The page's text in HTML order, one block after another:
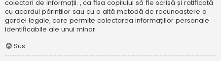
colectori de informații. , ca fișa copilului să fie scrisă și ratificată
cu acordul părinților sau cu o altă metodă de recunoaștere a
gardei legale, care permite colectarea informațiilor personale
identificabile ale unui minor.
Sus